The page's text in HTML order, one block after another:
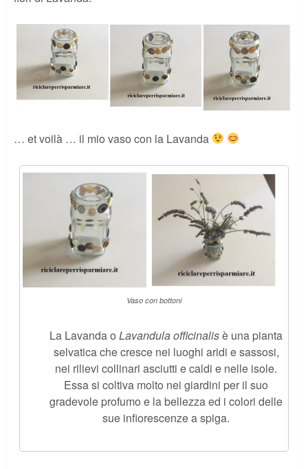
… et voilà … il mio vaso con la Lavanda
Vaso con bottoni
La Lavanda oLavandula officinalisè una pianta
selvatica che cresce nei luoghi aridi e sassosi,
nei rilievi collinari asciutti e caldi e nelle isole.
Essa si coltiva molto nei giardini per il suo
gradevole profumo e la bellezza ed i colori delle
sue infiorescenze a spiga.